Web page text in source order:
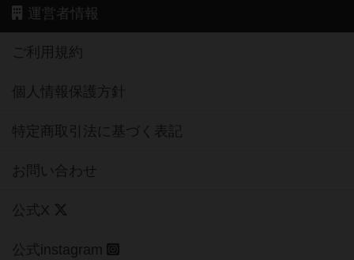
運営者情報
ご利用規約
個人情報保護方針
特定商取引法に基づく表記
お問い合わせ
公式X
公式instagram